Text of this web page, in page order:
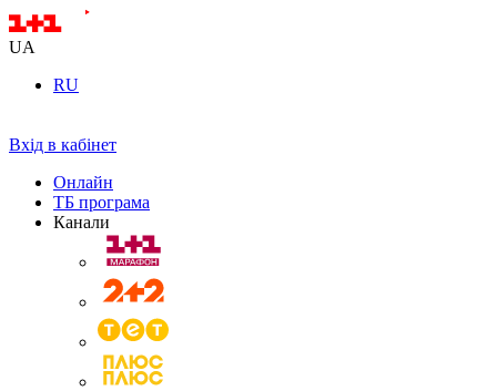
UA
RU
Вхід в кабінет
Онлайн
ТБ програма
Канали